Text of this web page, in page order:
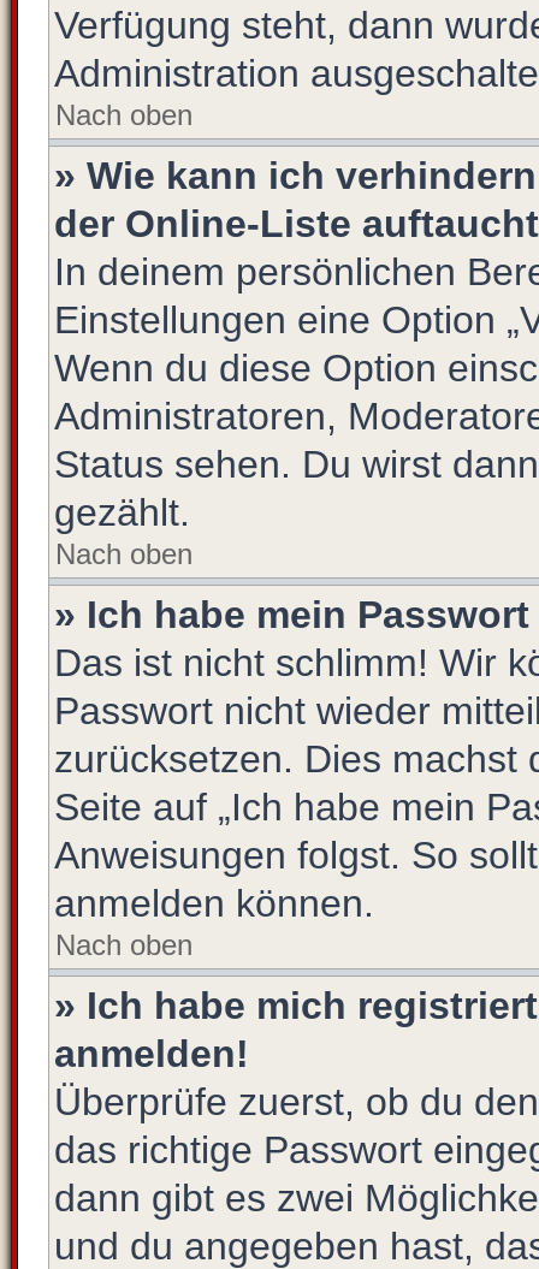
Verfügung steht, dann
Administration
Nach oben
» Wie kann ich
der Online-Liste
In deinem persönlichen
Einstellungen eine Option
Wenn du diese Option
Administratoren,
Status sehen. Du wirst
gezählt.
Nach oben
» Ich habe mein
Das ist nicht schlimm! Wir
Passwort nicht wieder
zurücksetzen. Dies machst
Seite auf „Ich habe mein
Anweisungen folgst. So
anmelden können.
Nach oben
» Ich habe mich
anmelden!
Überprüfe zuerst, ob du
das richtige Passwort
dann gibt es zwei
und du angegeben hast,